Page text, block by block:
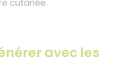
cutanée.
avec les